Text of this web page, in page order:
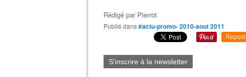
Rédigé par Pierrot
Publié dans#actu-promo- 2010-aout 2011
Repost
S'inscrire à la newsletter